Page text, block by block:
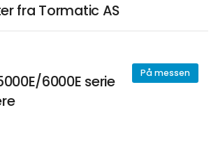
fra Tormatic AS
På messen
6000E serie